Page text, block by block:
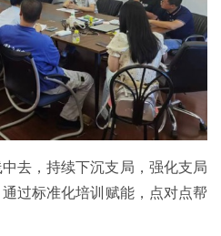
去，持续下沉支局，强化支局
过标准化培训赋能，点对点帮